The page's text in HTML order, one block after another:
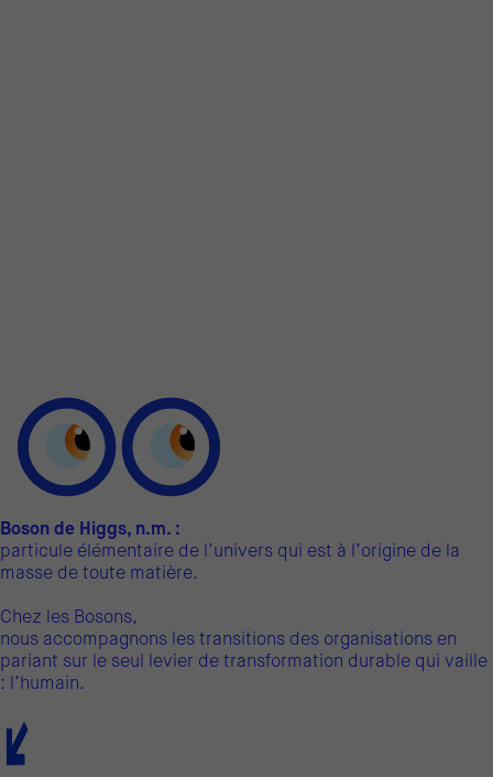
Boson de Higgs, n.m. :
particule élémentaire de l’univers qui est à l’origine de la
masse de toute matière.
Chez les Bosons,
nous accompagnons les transitions des organisations en
pariant sur le seul levier de transformation durable qui vaille
: l’humain.